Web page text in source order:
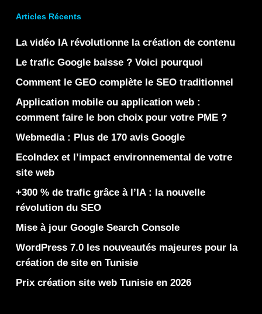
Articles Récents
La vidéo IA révolutionne la création de contenu
Le trafic Google baisse ? Voici pourquoi
Comment le GEO complète le SEO traditionnel
Application mobile ou application web :
comment faire le bon choix pour votre PME ?
Webmedia : Plus de 170 avis Google
EcoIndex et l’impact environnemental de votre
site web
+300 % de trafic grâce à l’IA : la nouvelle
révolution du SEO
Mise à jour Google Search Console
WordPress 7.0 les nouveautés majeures pour la
création de site en Tunisie
Prix création site web Tunisie en 2026